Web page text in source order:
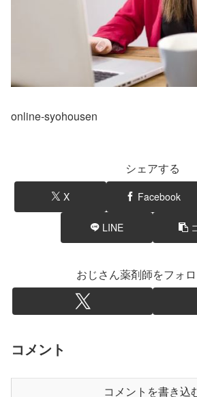
online-syohousen
シェアする
X Facebook
LINE
おじさん薬剤師をフォ
コメント
コメントを書き込